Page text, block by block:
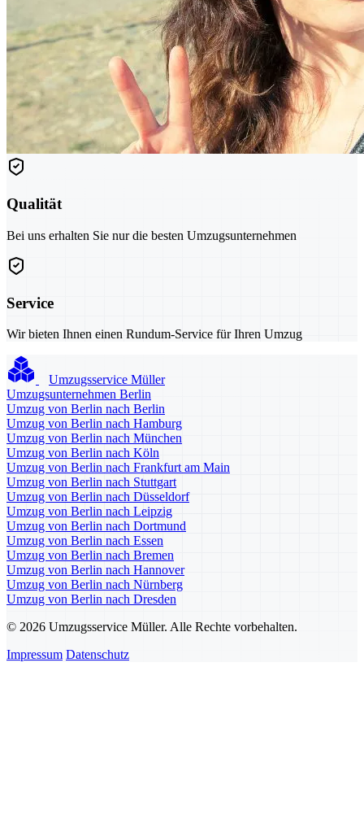
Qualität
Bei uns erhalten Sie nur die besten Umzugsunternehmen
Service
Wir bieten Ihnen einen Rundum-Service für Ihren Umzug
Umzugsservice Müller
Umzugsunternehmen Berlin
Umzug von Berlin nach Berlin
Umzug von Berlin nach Hamburg
Umzug von Berlin nach München
Umzug von Berlin nach Köln
Umzug von Berlin nach Frankfurt am Main
Umzug von Berlin nach Stuttgart
Umzug von Berlin nach Düsseldorf
Umzug von Berlin nach Leipzig
Umzug von Berlin nach Dortmund
Umzug von Berlin nach Essen
Umzug von Berlin nach Bremen
Umzug von Berlin nach Hannover
Umzug von Berlin nach Nürnberg
Umzug von Berlin nach Dresden
© 2026 Umzugsservice Müller. Alle Rechte vorbehalten.
Impressum Datenschutz